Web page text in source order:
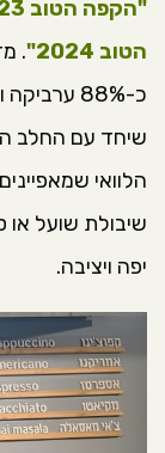
"הקפה הטוב 2023"
הטוב 2024"
.
שיחד עם החלב
הלוואי
שיבולת שועל
יפה ויציבה.